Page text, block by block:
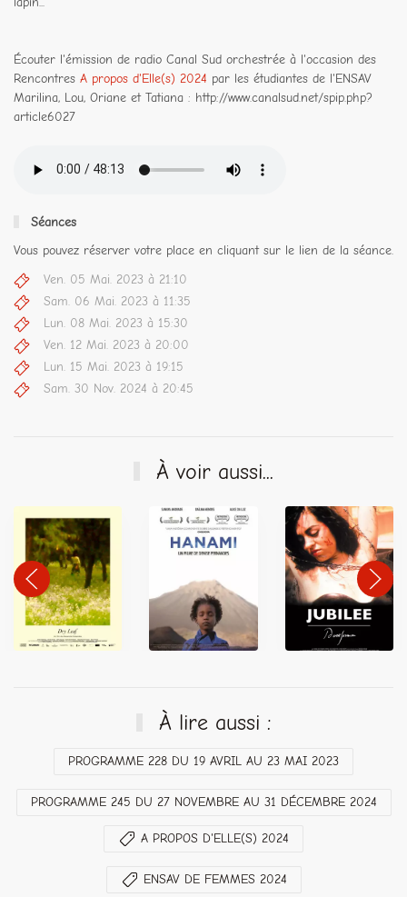
Écouter l'émission de radio Canal Sud orchestrée à l'occasion des
Rencontres A propos d'Elle(s) 2024 par les étudiantes de l'ENSAV
Marilina, Lou, Oriane et Tatiana : http://www.canalsud.net/spip.php?
article6027
Séances
Vous pouvez réserver votre place en cliquant sur le lien de la séance.
Ven. 05 Mai. 2023 à 21:10
Sam. 06 Mai. 2023 à 11:35
Lun. 08 Mai. 2023 à 15:30
Ven. 12 Mai. 2023 à 20:00
Lun. 15 Mai. 2023 à 19:15
Sam. 30 Nov. 2024 à 20:45
À voir aussi...
À lire aussi :
PROGRAMME 228 DU 19 AVRIL AU 23 MAI 2023
PROGRAMME 245 DU 27 NOVEMBRE AU 31 DÉCEMBRE 2024
A PROPOS D'ELLE(S) 2024
ENSAV DE FEMMES 2024